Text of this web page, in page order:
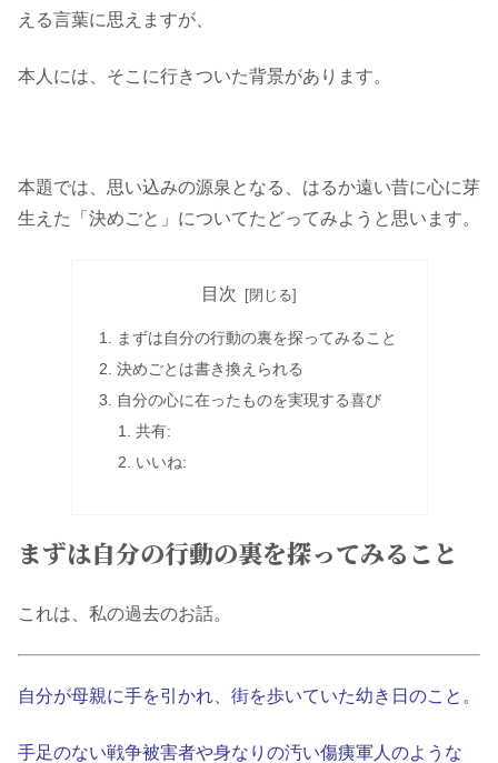
える言葉に思えますが、
本人には、そこに行きついた背景があります。
本題では、思い込みの源泉となる、はるか遠い昔に心に芽
生えた「決めごと」についてたどってみようと思います。
目次
まずは自分の行動の裏を探ってみること
決めごとは書き換えられる
自分の心に在ったものを実現する喜び
共有:
いいね:
まずは自分の行動の裏を探ってみること
これは、私の過去のお話。
自分が母親に手を引かれ、街を歩いていた幼き日のこと。
手足のない戦争被害者や身なりの汚い傷痍軍人のような